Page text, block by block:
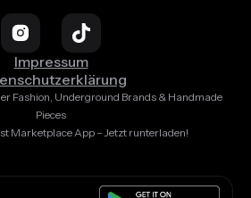
Impressum
Fashion, Underground Brands & Handmade
Pieces
Marketplace App – Jetzt runterladen!